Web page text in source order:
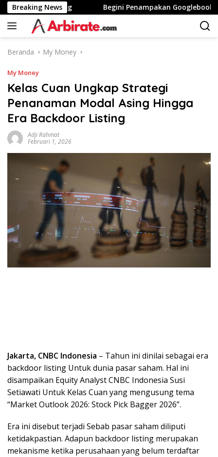
Langsung
ke
konten
Breaking News
Stunting Begini Penampakan Googlebook Bikinan
Beranda My Money
My Money
Kelas Cuan Ungkap Strategi
Penanaman Modal Asing Hingga
Era Backdoor Listing
Adji Rahmat
Februari 1, 2026
Jakarta, CNBC Indonesia – Tahun ini dinilai sebagai era
backdoor listing Untuk dunia pasar saham. Hal ini
disampaikan Equity Analyst CNBC Indonesia Susi
Setiawati Untuk Kelas Cuan yang mengusung tema
“Market Outlook 2026: Stock Pick Bagger 2026”.
Era ini disebut terjadi Sebab pasar saham diliputi
ketidakpastian. Adapun backdoor listing merupakan
mekanisme ketika perusahaan yang belum terdaftar